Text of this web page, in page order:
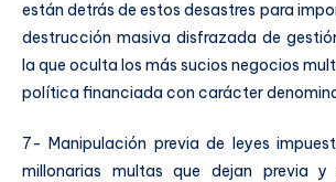
están detrás de estos desastres para
destrucción masiva disfrazada de
la que oculta los más sucios negocios
política financiada con carácter
7- Manipulación previa de leyes
millonarias multas que dejan previa y